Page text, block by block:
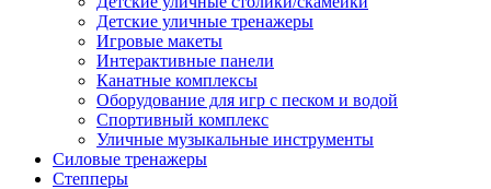
Детские уличные тренажеры
Игровые макеты
Интерактивные панели
Канатные комплексы
Оборудование для игр с песком и водой
Спортивный комплекс
Уличные музыкальные инструменты
Силовые тренажеры
Степперы